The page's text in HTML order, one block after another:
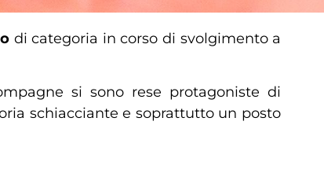
di categoria in corso di svolgimento a
si sono rese protagoniste di
schiacciante e soprattutto un posto